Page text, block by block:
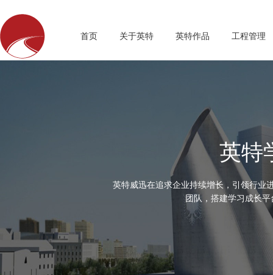
首页 关于英特 英特作品 工程管理
英特
英特威迅在追求企业持续增长，引领行业
团队，搭建学习成长